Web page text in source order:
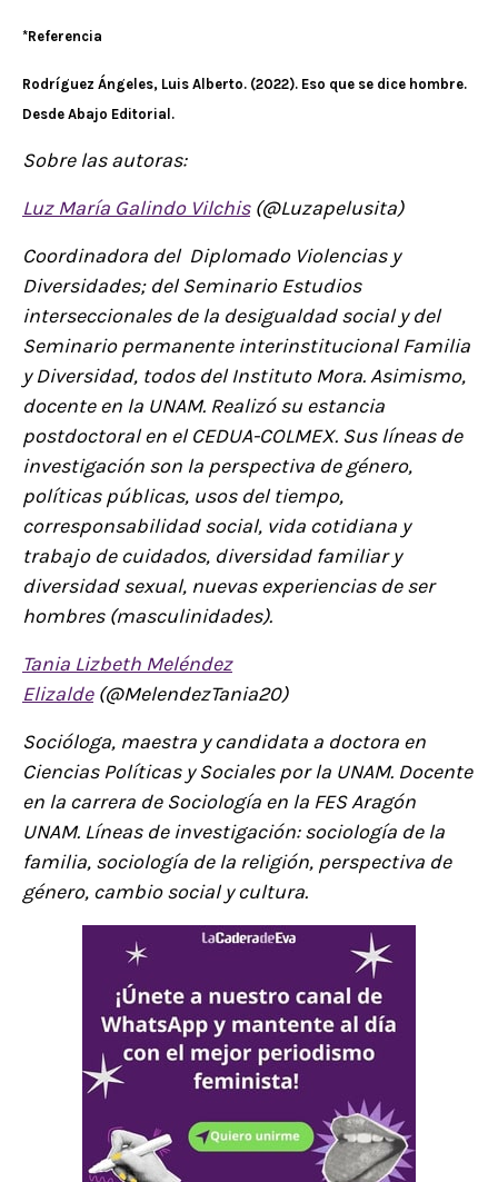
*Referencia
Rodríguez Ángeles, Luis Alberto. (2022). Eso que se dice hombre.
Desde Abajo Editorial.
Sobre las autoras:
Luz María Galindo Vilchis(@Luzapelusita)
Coordinadora del Diplomado Violencias y
Diversidades; del Seminario Estudios
interseccionales de la desigualdad social y del
Seminario permanente interinstitucional Familia
y Diversidad, todos del Instituto Mora. Asimismo,
docente en la UNAM. Realizó su estancia
postdoctoral en el CEDUA-COLMEX. Sus líneas de
investigación son la perspectiva de género,
políticas públicas, usos del tiempo,
corresponsabilidad social, vida cotidiana y
trabajo de cuidados, diversidad familiar y
diversidad sexual, nuevas experiencias de ser
hombres (masculinidades).
Tania Lizbeth Meléndez
Elizalde(@MelendezTania20)
Socióloga, maestra y candidata a doctora en
Ciencias Políticas y Sociales por la UNAM. Docente
en la carrera de Sociología en la FES Aragón
UNAM. Líneas de investigación: sociología de la
familia, sociología de la religión, perspectiva de
género, cambio social y cultura.